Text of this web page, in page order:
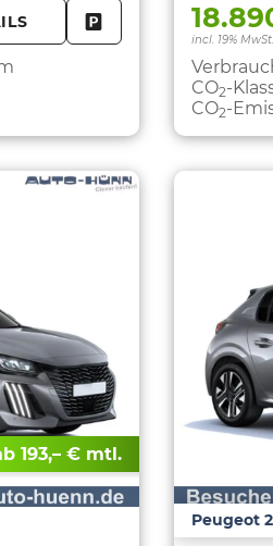
FAHRZEUG PARKEN
incl. 19% MwSt.
CO2-
CO2-
193,– € mtl.
Peugeot